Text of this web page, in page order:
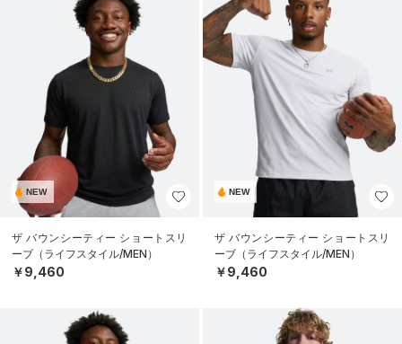
NEW
ザ バウンシーティー ショートスリ
ーブ（ライフスタイル/MEN）
￥9,460
NEW
ザ バウンシーティー ショートスリ
ーブ（ライフスタイル/MEN）
￥9,460